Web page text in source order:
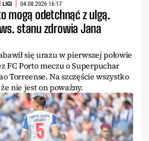
LIGI 04.08.2026 16:17
mogą odetchnąć z ulgą.
stanu zdrowia Jana
się urazu w pierwszej połowie
FC Porto meczu o Superpuchar
Torreense. Na szczęście wszystko
nie jest on poważny.